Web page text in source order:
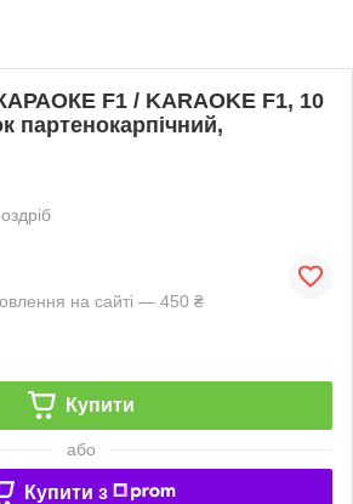
F1 / KARAOKE F1, 10
партенокарпічний,
на сайті — 450 ₴
Купити
або
Купити з